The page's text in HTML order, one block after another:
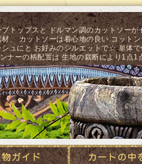
ップスと ドルマン調のカットソー
カットソーは着心地の良い コット
ュにと お好みのシルエットで☆ 単体
ナーの柄配置は 生地の裁断により1点1
ン/ナチュラル ファッション 服・ワン